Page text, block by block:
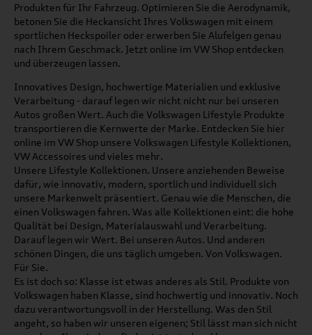
Produkten für Ihr Fahrzeug. Optimieren Sie die Aerodynamik,
betonen Sie die Heckansicht Ihres Volkswagen mit einem
sportlichen Heckspoiler oder erwerben Sie Alufelgen genau
nach Ihrem Geschmack. Jetzt online im VW Shop entdecken
und überzeugen lassen.
Innovatives Design, hochwertige Materialien und exklusive
Verarbeitung - darauf legen wir nicht nicht nur bei unseren
Autos großen Wert. Auch die Volkswagen Lifestyle Produkte
transportieren die Kernwerte der Marke. Entdecken Sie hier
online im VW Shop unsere Volkswagen Lifestyle Kollektionen,
VW Accessoires und vieles mehr.
Unsere Lifestyle Kollektionen. Unsere anziehenden Beweise
dafür, wie innovativ, modern, sportlich und individuell sich
unsere Markenwelt präsentiert. Genau wie die Menschen, die
einen Volkswagen fahren. Was alle Kollektionen eint: die hohe
Qualität bei Design, Materialauswahl und Verarbeitung.
Darauf legen wir Wert. Bei unseren Autos. Und anderen
schönen Dingen, die uns täglich umgeben. Von Volkswagen.
Für Sie.
Es ist doch so: Klasse ist etwas anderes als Stil. Produkte von
Volkswagen haben Klasse, sind hochwertig und innovativ. Noch
dazu verantwortungsvoll in der Herstellung. Was den Stil
angeht, so haben wir unseren eigenen; Stil lässt man sich nicht